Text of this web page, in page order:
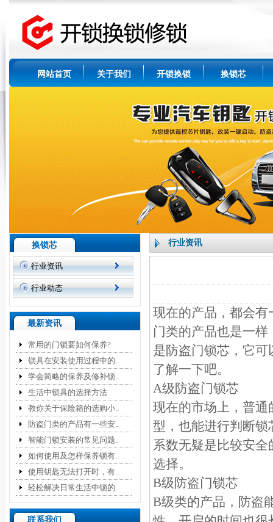
网站首页 关于我们 开锁换锁 换锁芯
换锁芯
行业资讯
行业动态
最新资讯
常用的门锁要如何保养?
锁具在安装使用过程中的..
学会简略的保养及修补锁..
生活中锁具的选择方法
教你关于保险箱的选购小..
防盗门类的产品有一些安..
智能门锁安装的常见问题..
如何使用及怎样保养锁有..
使用钥匙无法打开时，有..
轻松解决日常生活中锁的..
联系我们
行业资讯
现在的产品，都会
门类的产品也是一
是防盗门锁芯，它
了解一下吧。
A级防盗门锁芯
现在的市场上，普
型，也能进行判断锁
系数无疑是比较安
选择。
B级防盗门锁芯
B级类的产品，防盗